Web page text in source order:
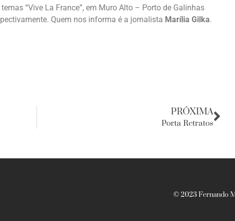
“Vive La France”, em Muro Alto – Porto de Galinhas
Quem nos informa é a jornalista Marília Gilka.
PRÓXIMA
Porta Retratos
© 2023 Fernando